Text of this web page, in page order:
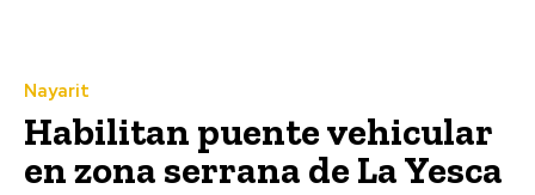
Nayarit
Habilitan puente vehicular
en zona serrana de La Yesca